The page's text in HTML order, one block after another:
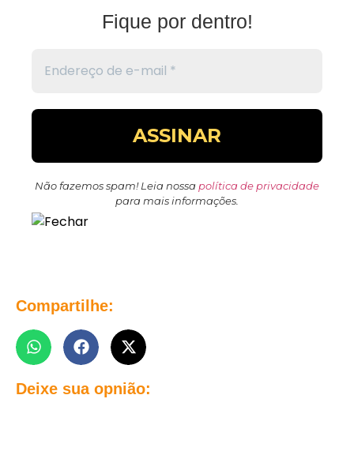
Fique por dentro!
Não fazemos spam! Leia nossa política de privacidade
para mais informações.
Compartilhe:
Deixe sua opnião: